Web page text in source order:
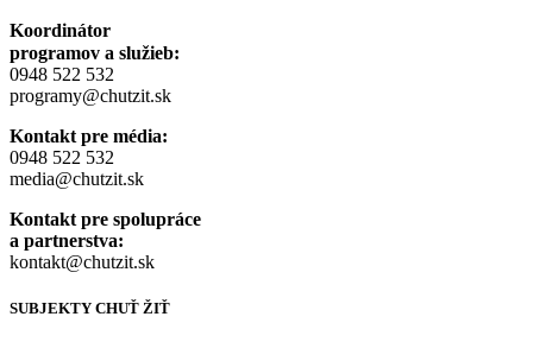
Koordinátor
programov a služieb:
0948 522 532
programy@chutzit.sk
Kontakt pre média:
0948 522 532
media@chutzit.sk
Kontakt pre spolupráce
a partnerstva:
kontakt@chutzit.sk
SUBJEKTY CHUŤ ŽIŤ​